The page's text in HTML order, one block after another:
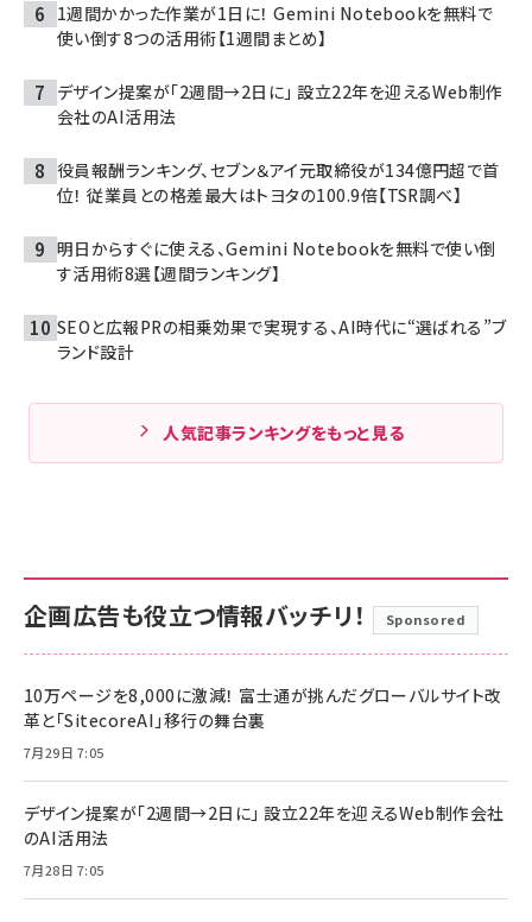
1週間かかった作業が1日に！ Gemini Notebookを無料で
使い倒す8つの活用術【1週間まとめ】
デザイン提案が「2週間→2日に」 設立22年を迎えるWeb制作
会社のAI活用法
役員報酬ランキング、セブン＆アイ元取締役が134億円超で首
位！ 従業員との格差最大はトヨタの100.9倍【TSR調べ】
明日からすぐに使える、Gemini Notebookを無料で使い倒
す活用術8選【週間ランキング】
SEOと広報PRの相乗効果で実現する、AI時代に“選ばれる”ブ
ランド設計
人気記事ランキングをもっと見る
企画広告も役立つ情報バッチリ！ Sponsored
10万ページを8,000に激減！ 富士通が挑んだグローバルサイト改
革と「SitecoreAI」移行の舞台裏
7月29日 7:05
デザイン提案が「2週間→2日に」 設立22年を迎えるWeb制作会社
のAI活用法
7月28日 7:05